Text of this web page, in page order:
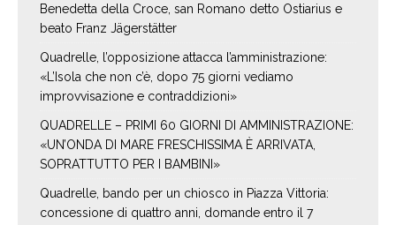
Benedetta della Croce, san Romano detto Ostiarius e
beato Franz Jägerstätter
Quadrelle, l’opposizione attacca l’amministrazione:
«L’Isola che non c’è, dopo 75 giorni vediamo
improvvisazione e contraddizioni»
QUADRELLE – PRIMI 60 GIORNI DI AMMINISTRAZIONE:
«UN’ONDA DI MARE FRESCHISSIMA È ARRIVATA,
SOPRATTUTTO PER I BAMBINI»
Quadrelle, bando per un chiosco in Piazza Vittoria:
concessione di quattro anni, domande entro il 7